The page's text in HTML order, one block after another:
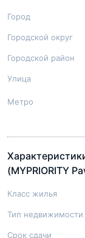
Город
Городской округ
Городской район
Улица
Метро
(MYPRIORITY
Класс жилья
Тип недвижимости
Срок сдачи